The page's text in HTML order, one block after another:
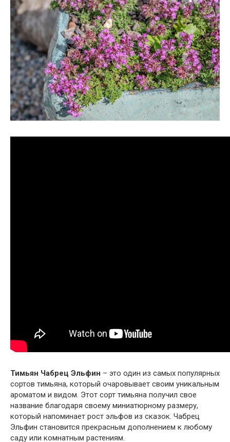
Тимьян Чабрец Эльфин – это один из самых популярных
сортов тимьяна, который очаровывает своим уникальным
ароматом и видом. Этот сорт тимьяна получил свое
название благодаря своему миниатюрному размеру,
который напоминает рост эльфов из сказок. Чабрец
Эльфин становится прекрасным дополнением к любому
саду или комнатным растениям.